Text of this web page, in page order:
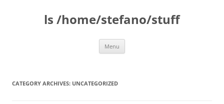
ls /home/stefano/stuff
Menu
CATEGORY ARCHIVES: UNCATEGORIZED